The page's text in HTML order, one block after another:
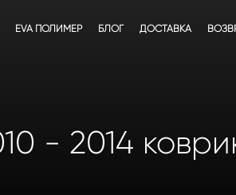
EVA ПОЛИМЕР БЛОГ ДОСТАВКА
- 2014